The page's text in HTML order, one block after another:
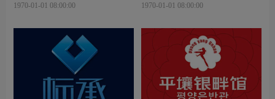
1970-01-01 08:00:00 1970-01-01 08:00:00